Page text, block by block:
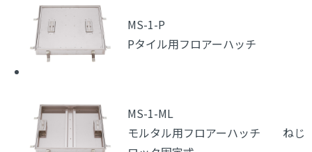
MS-1-P
Pタイル用フロアーハッチ
MS-1-ML
モルタル用フロアーハッチ ねじ